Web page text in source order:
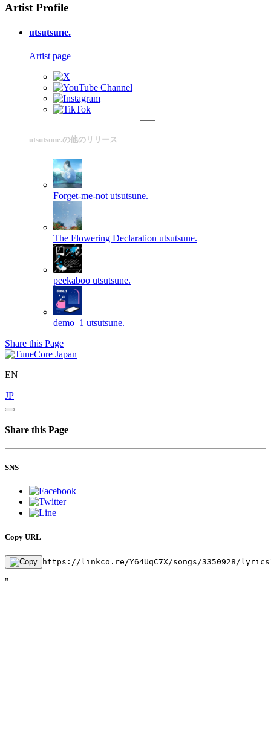
Artist Profile
utsutsune.
Artist page
utsutsune.の他のリリース
Forget-me-not utsutsune.
The Flowering Declaration utsutsune.
peekaboo utsutsune.
demo_1 utsutsune.
Share this Page
EN
JP
Share this Page
SNS
Copy URL
https://linkco.re/Y64UqC7X/songs/3350928/
"